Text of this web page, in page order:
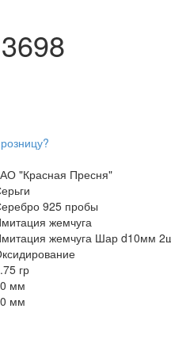
"Красная Пресня"
925 пробы
жемчуга
жемчуга Шар d10мм
гр
мм
мм